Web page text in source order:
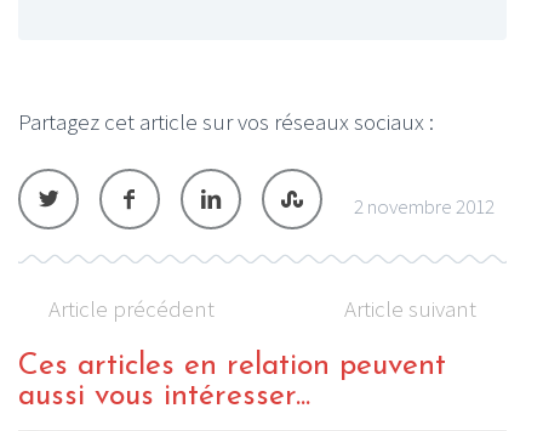
Partagez cet article sur vos réseaux sociaux :
2 novembre 2012
Article précédent Article suivant
Ces articles en relation peuvent
aussi vous intéresser...